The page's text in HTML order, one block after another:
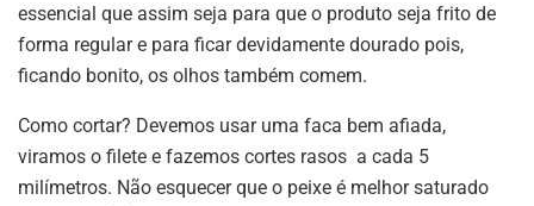
essencial que assim seja para que o produto seja frito de
forma regular e para ficar devidamente dourado pois,
ficando bonito, os olhos também comem.
Como cortar? Devemos usar uma faca bem afiada,
viramos o filete e fazemos cortes rasos a cada 5
milímetros. Não esquecer que o peixe é melhor saturado